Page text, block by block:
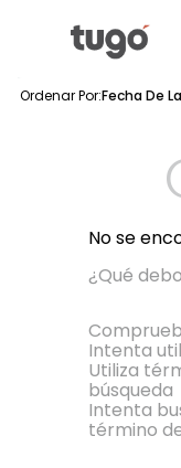
Fecha De
0productos
No se
¿Qué
Intenta
Utiliza
búsqueda
Intenta
término
Sofa
Cuadros
Cama
Mesa Centro
Mesa Noche